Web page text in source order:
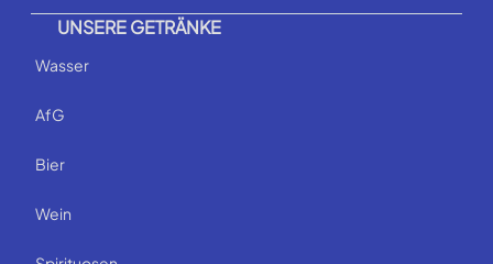
UNSERE GETRÄNKE
Wasser
AfG
Bier
Wein